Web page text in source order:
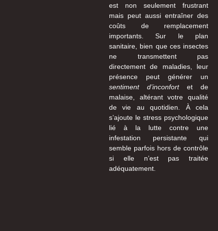
est non seulement frustrant
mais peut aussi entraîner des
coûts de remplacement
importants. Sur le plan
sanitaire, bien que ces insectes
ne transmettent pas
directement de maladies, leur
présence peut générer un
sentiment d’inconfortet de
malaise, altérant votre qualité
de vie au quotidien. À cela
s’ajoute le stress psychologique
lié à la lutte contre une
infestation persistante qui
semble parfois hors de contrôle
si elle n’est pas traitée
adéquatement.